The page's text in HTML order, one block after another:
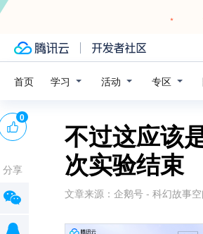
首页 学习 活动 专区
不过这应该
次实验结束
文章来源： 企鹅号 - 科幻故事
0
分享